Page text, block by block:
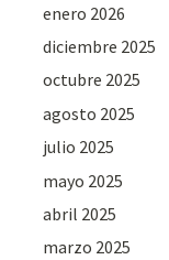
enero 2026
diciembre 2025
octubre 2025
agosto 2025
julio 2025
mayo 2025
abril 2025
marzo 2025